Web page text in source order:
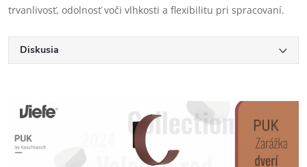
trvanlivosť, odolnosť voči vlhkosti a flexibilitu pri spracovaní.
Diskusia